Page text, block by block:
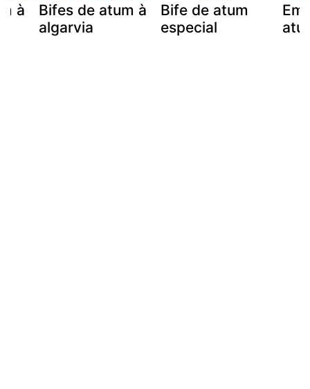
à
Bifes de atum à
algarvia
Bife de atum
especial